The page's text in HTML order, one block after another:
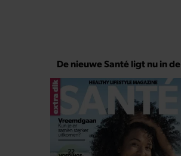
De nieuwe Santé ligt nu in